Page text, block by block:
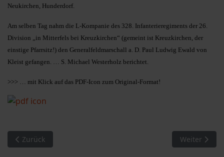
Neukirchen, Hunderdorf.
Am selben Tag nahm die L-Kompanie des 328. Infanterieregiments der 26.
Division „in Mitterfels bei Kreuzkirchen“ (gemeint ist Kreuzkirchen, der
einstige Pfarrsitz!) den Generalfeldmarschall a. D. Paul Ludwig Ewald von
Kleist gefangen. … S. Michael Westerholz berichtet.
>>> … mit Klick auf das PDF-Icon zum Original-Format!
Vorheriger Beitrag: MM 16/2010. Zweiter Weltkrieg in
Zurück Nächster
Weiter